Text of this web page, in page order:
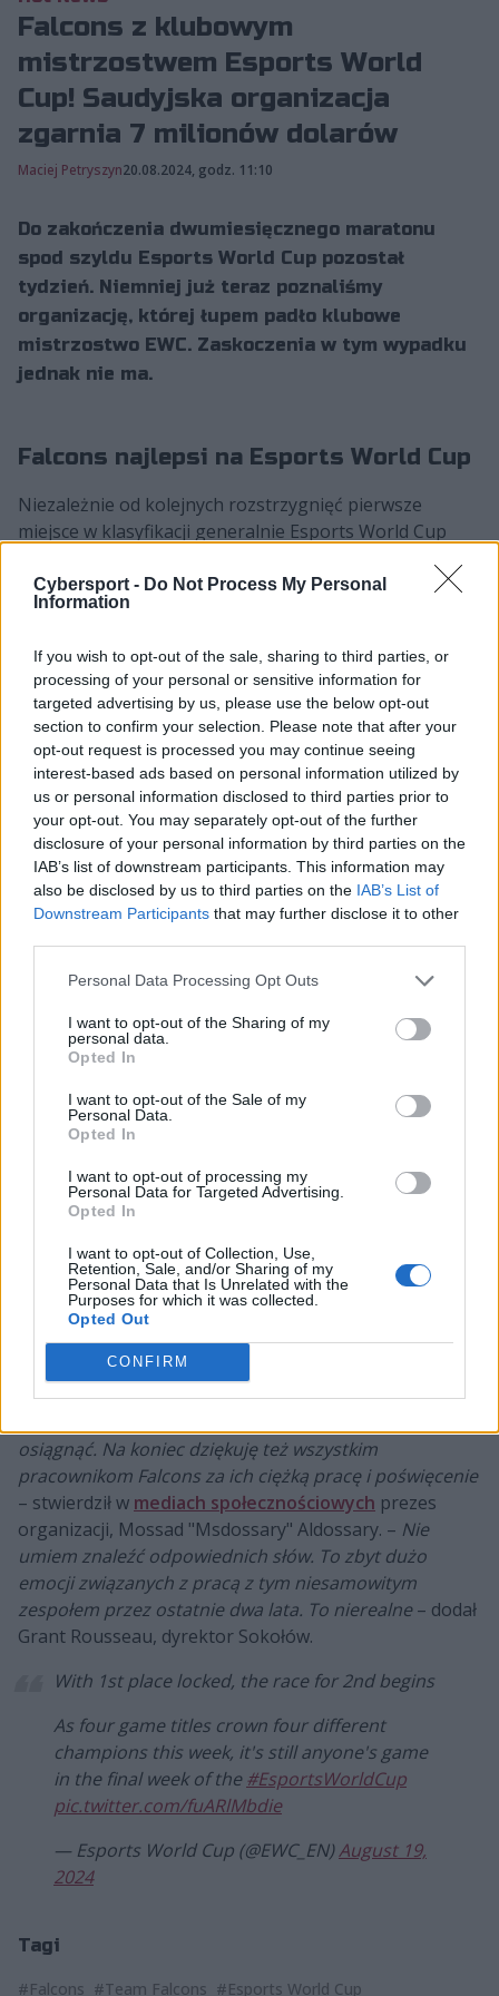
Cybersport - Do Not Process My Personal
Information
If you wish to opt-out of the sale, sharing to third parties, or
processing of your personal or sensitive information for
targeted advertising by us, please use the below opt-out
section to confirm your selection. Please note that after your
opt-out request is processed you may continue seeing
interest-based ads based on personal information utilized by
us or personal information disclosed to third parties prior to
your opt-out. You may separately opt-out of the further
disclosure of your personal information by third parties on the
IAB’s list of downstream participants. This information may
also be disclosed by us to third parties on the IAB’s List of
Downstream Participants that may further disclose it to other
Personal Data Processing Opt Outs
I want to opt-out of the Sharing of my
personal data.
Opted In
I want to opt-out of the Sale of my
Personal Data.
Opted In
I want to opt-out of processing my
Personal Data for Targeted Advertising.
Opted In
I want to opt-out of Collection, Use,
Retention, Sale, and/or Sharing of my
Personal Data that Is Unrelated with the
Purposes for which it was collected.
Opted Out
CONFIRM
Falcons z klubowym
mistrzostwem Esports World
Cup! Saudyjska organizacja
zgarnia 7 milionów dolarów
Maciej Petryszyn20.08.2024, godz. 11:10
Do zakończenia dwumiesięcznego maratonu
spod szyldu Esports World Cup pozostał
tydzień. Niemniej już teraz poznaliśmy
organizację, której łupem padło klubowe
mistrzostwo EWC. Zaskoczenia w tym wypadku
jednak nie ma.
Falcons najlepsi na Esports World Cup
Niezależnie od kolejnych rozstrzygnięć pierwsze
miejsce w klasyfikacji generalnie Esports World Cup
niespodziankę, bo saudyjska organizacja wystawiła
swoich reprezentantów w 18 z 22 gier! Sokołów
Strike'a 2, Rainbow Six: Siege oraz League of Legends.
Już samo to dawało formacji regularny zastrzyk
punktów. Ale jakby tego było mało, podopieczni Falcons
dwukrotnie sięgnęli po złoty medal. Najpierw Andrew
"Biffle" Diaz, Kasimili "Soka" Tongamoa oraz Shifty
wygrali turniej Call of Duty: Warzone. Następnie zaś
Phulipat "ONFIRE" Yosi, Thanakorn "PETER"
Choompurad, Ratta "ONEMORE" Poom, Panuwat
"COZQ" Chinwongkate i COUGAR byli najlepsi na scenie
Free Fire. Tylko te dwa triumfy dały organizacji 2 tysiące
zdobył dla porównania 2545 oczek i na pewno nie
poprawi już swojego dorobku.
CZYTAJ TEŻ:
Tym samym to Falcons zdobyli klubowe mistrzostwo
dolarów! –Nie ma słów, by opisać to, co czuję.
Gratulacje dla wszystkich Saudyjczyków. Ten puchar
możliwe pokonanie przez Falcons wszystkich drużyn i
zostanie najlepszą formacją na świecie, gdyby nie
wsparcie w dziedzinie esportu ze strony Jego
Wysokości Księcia Koronnego i stworzenie mistrzostw
świata. Dziękuję, Wasza Wysokość. Chciałbym
podziękować kibicom Falcons za ich wsparcie podczas
osiągnąć. Na koniec dziękuję też wszystkim
pracownikom Falcons za ich ciężką pracę i poświęcenie
– stwierdził w mediach społecznościowych prezes
organizacji, Mossad "Msdossary" Aldossary. – Nie
umiem znaleźć odpowiednich słów. To zbyt dużo
emocji związanych z pracą z tym niesamowitym
zespołem przez ostatnie dwa lata. To nierealne– dodał
Grant Rousseau, dyrektor Sokołów.
With 1st place locked, the race for 2nd begins
As four game titles crown four different
champions this week, it's still anyone's game
in the final week of the#EsportsWorldCup
pic.twitter.com/fuARlMbdie
— Esports World Cup (@EWC_EN)August 19,
2024
Tagi
#Falcons #Team Falcons #Esports World Cup